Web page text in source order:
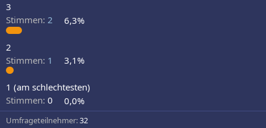
3
Stimmen: 2 6,3%
2
Stimmen: 1 3,1%
1 (am schlechtesten)
Stimmen: 0 0,0%
Umfrageteilnehmer 32